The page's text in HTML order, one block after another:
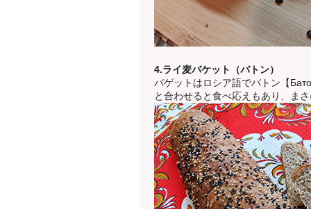
4.ライ麦バケット（バトン）
バゲットはロシア語でバトン【
と合わせると食べ応えもあり、ま